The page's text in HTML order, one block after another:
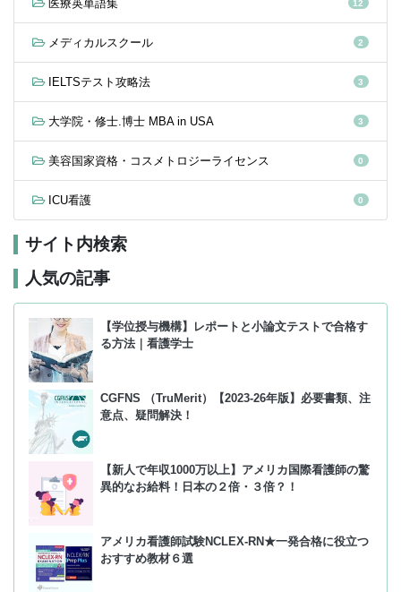
医療英単語集 12
メディカルスクール 2
IELTSテスト攻略法 3
大学院・修士.博士 MBA in USA 3
美容国家資格・コスメトロジーライセンス 0
ICU看護 0
サイト内検索
人気の記事
【学位授与機構】レポートと小論文テストで合格す
る方法｜看護学士
CGFNS （TruMerit）【2023-26年版】必要書類、注
意点、疑問解決！
【新人で年収1000万以上】アメリカ国際看護師の驚
異的なお給料！日本の２倍・３倍？！
アメリカ看護師試験NCLEX-RN★一発合格に役立つ
おすすめ教材６選